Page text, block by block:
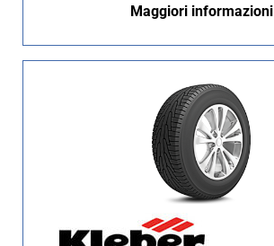
Maggiori informazioni